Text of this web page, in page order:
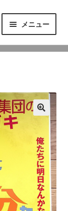
メニュー